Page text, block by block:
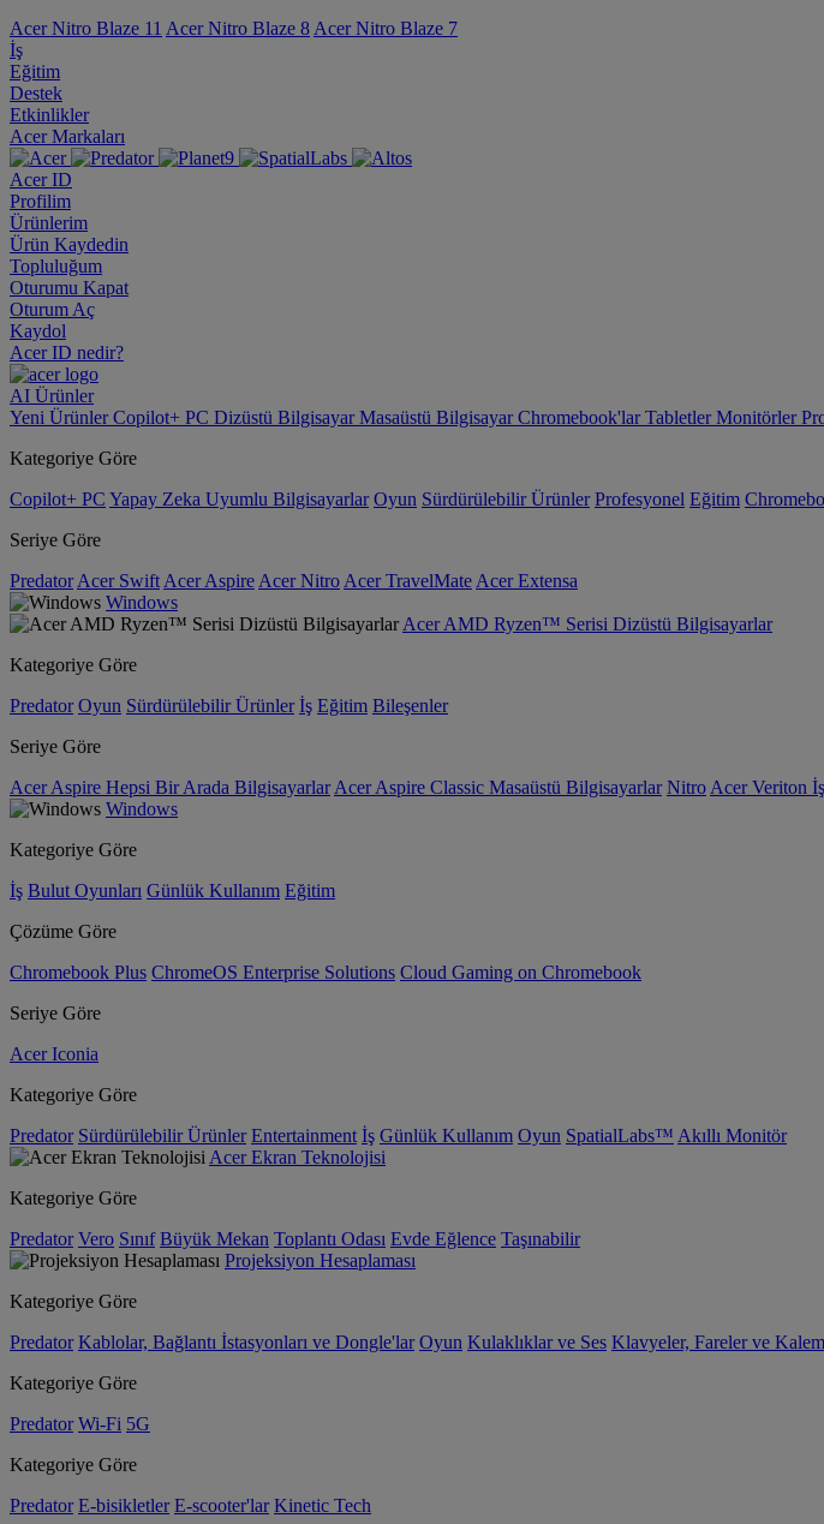
Acer Nitro Blaze 11 Acer Nitro Blaze 8 Acer Nitro Blaze 7
İş
Eğitim
Destek
Etkinlikler
Acer Markaları
Acer ID
Profilim
Ürünlerim
Ürün Kaydedin
Topluluğum
Oturumu Kapat
Oturum Aç
Kaydol
Acer ID nedir?
AI Ürünler
Yeni ÜrünlerCopilot+ PC Dizüstü BilgisayarMasaüstü BilgisayarChromebook'larTabletlerMonitörler
Kategoriye Göre
Copilot+ PC Yapay Zeka Uyumlu Bilgisayarlar Oyun Sürdürülebilir Ürünler Profesyonel Eğitim
Seriye Göre
Predator Acer Swift Acer Aspire Acer Nitro Acer TravelMate Acer Extensa
Windows
Acer AMD Ryzen™ Serisi Dizüstü Bilgisayarlar
Kategoriye Göre
Predator Oyun Sürdürülebilir Ürünler İş Eğitim Bileşenler
Seriye Göre
Acer Aspire Hepsi Bir Arada Bilgisayarlar Acer Aspire Classic Masaüstü Bilgisayarlar Nitro Acer Veriton
Windows
Kategoriye Göre
İş Bulut Oyunları Günlük Kullanım Eğitim
Çözüme Göre
Chromebook Plus ChromeOS Enterprise Solutions Cloud Gaming on Chromebook
Seriye Göre
Acer Iconia
Kategoriye Göre
Predator Sürdürülebilir Ürünler Entertainment İş Günlük Kullanım Oyun SpatialLabs™ Akıllı Monitör
Acer Ekran Teknolojisi
Kategoriye Göre
Predator Vero Sınıf Büyük Mekan Toplantı Odası Evde Eğlence Taşınabilir
Projeksiyon Hesaplaması
Kategoriye Göre
Predator Kablolar, Bağlantı İstasyonları ve Dongle'lar Oyun Kulaklıklar ve Ses Klavyeler, Fareler ve Kalem
Kategoriye Göre
Predator Wi-Fi 5G
Kategoriye Göre
Predator E-bisikletler E-scooter'lar Kinetic Tech